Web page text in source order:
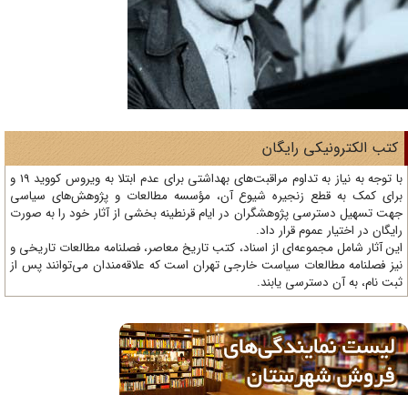
الکترونیکی رایگان
با توجه به نیاز به تداوم مراقبت‌های بهداشتی برای عدم ابتلا به ویروس کووید 19 و
کمک به قطع زنجیره شیوع آن، مؤسسه مطالعات و پژوهش‌های سیاسی
تسهیل دسترسی پژوهشگران در ایام قرنطینه بخشی از آثار خود را به صورت
در اختیار عموم قرار داد.
آثار شامل مجموعه‌ای از اسناد، کتب تاریخ معاصر، فصلنامه‌ مطالعات تاریخی و
فصلنامه مطالعات سیاست خارجی تهران است که علاقه‌مندان می‌توانند پس از
نام، به آن دسترسی یابند.